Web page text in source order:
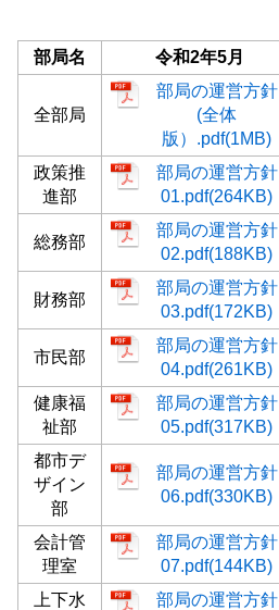
部局名 令和2年5月
全部局
部局の運営方針
(全体
版）.pdf(1MB)
政策推
進部
部局の運営方針
01.pdf(264KB)
総務部
部局の運営方針
02.pdf(188KB)
財務部
部局の運営方針
03.pdf(172KB)
市民部
部局の運営方針
04.pdf(261KB)
健康福
祉部
部局の運営方針
05.pdf(317KB)
都市デ
ザイン
部
部局の運営方針
06.pdf(330KB)
会計管
理室
部局の運営方針
07.pdf(144KB)
上下水
部局の運営方針